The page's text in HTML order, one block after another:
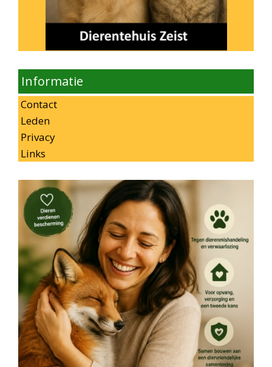
Informatie
Contact
Leden
Privacy
Links